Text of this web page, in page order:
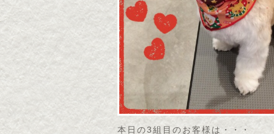
本日の3組目のお客様は・・・